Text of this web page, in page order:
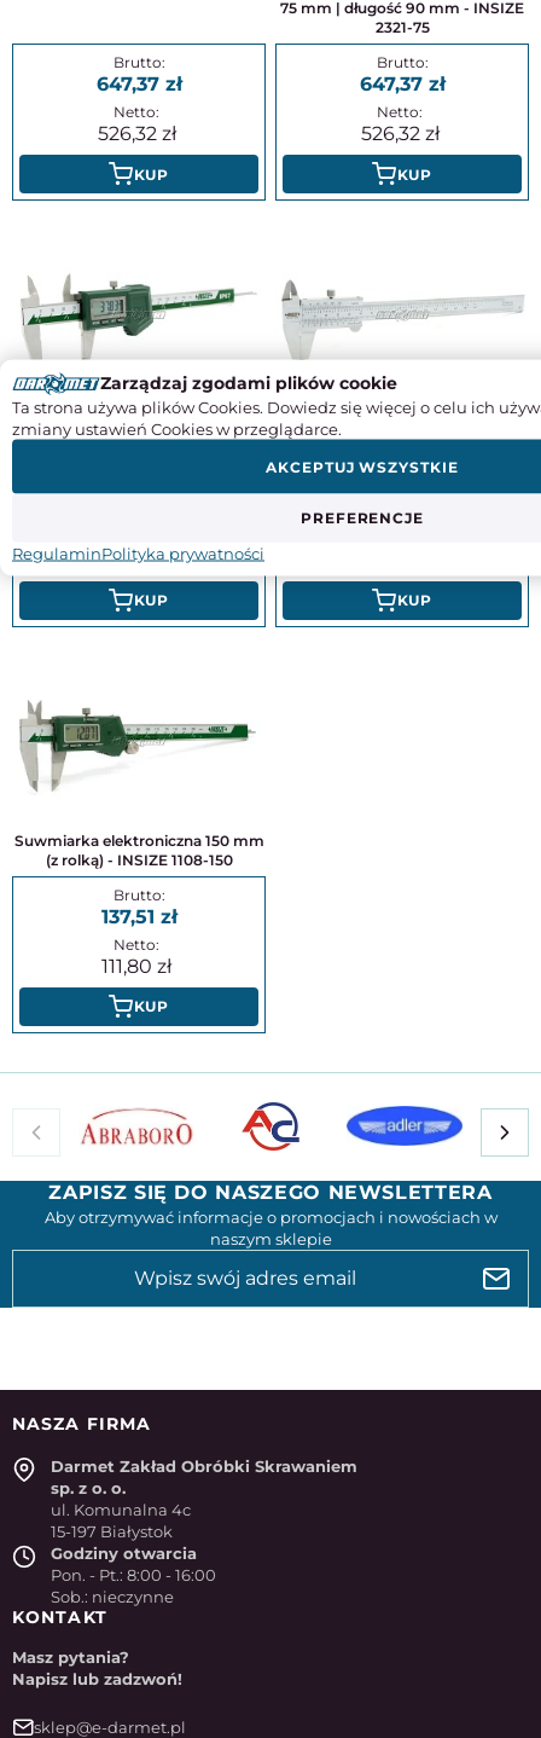
647,37
526,32
KUP
75 mm | długość 90 mm - INSIZE
2321-75
647,37
526,32
KUP
Suwmiarka elektroniczna
wodoodporna 150 mm (bez rolki) |
314,62
KUP
Suwmiarka noniuszowa 150 mm
(0,02 mm) ze śrubą - INSIZE 1205-
92,95
KUP
Suwmiarka elektroniczna 150 mm
(z rolką) - INSIZE 1108-150
137,51
111,80
KUP
ZAPISZ SIĘ DO NASZEGO NEWSLETTERA
Aby otrzymywać informacje o promocjach i nowościach w
naszym sklepie
NASZA FIRMA
Darmet Zakład Obróbki Skrawaniem
sp. z o. o.
ul. Komunalna 4c
15-197 Białystok
Godziny otwarcia
Pon. - Pt.: 8:00 - 16:00
Sob.: nieczynne
KONTAKT
Masz pytania?
Napisz lub zadzwoń!
sklep@e-darmet.pl
Zarządzaj zgodami plików cookie
Ta strona używa plików Cookies. Dowiedz się więcej o celu ich
zmiany ustawień Cookies w przeglądarce.
PREFERENCJE
AKCEPTUJ WSZYSTKIE
RegulaminPolityka prywatności